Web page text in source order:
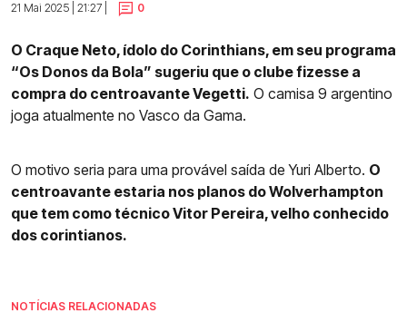
21 Mai 2025 | 21:27 |
0
O Craque Neto, ídolo do Corinthians, em seu programa
“Os Donos da Bola” sugeriu que o clube fizesse a
compra do centroavante Vegetti. O camisa 9 argentino
joga atualmente no Vasco da Gama.
O motivo seria para uma provável saída de Yuri Alberto. O
centroavante estaria nos planos do Wolverhampton
que tem como técnico Vitor Pereira, velho conhecido
dos corintianos.
NOTÍCIAS RELACIONADAS